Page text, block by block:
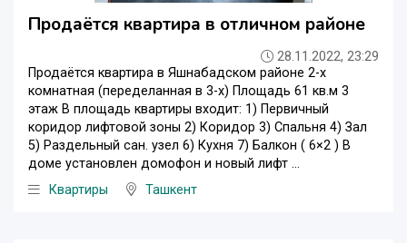
Продаётся квартира в отличном районе
28.11.2022, 23:29
Продаётся квартира в Яшнабадском районе 2-х
комнатная (переделанная в 3-х) Площадь 61 кв.м 3
этаж В площадь квартиры входит: 1) Первичный
коридор лифтовой зоны 2) Коридор 3) Спальня 4) Зал
5) Раздельный сан. узел 6) Кухня 7) Балкон ( 6×2 ) В
доме установлен домофон и новый лифт ...
Квартиры
Ташкент